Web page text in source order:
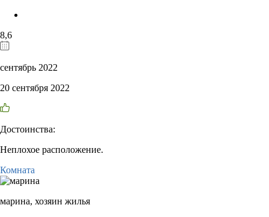
8,6
сентябрь 2022
20 сентября 2022
Достоинства:
Неплохое расположение.
Комната
марина, хозяин жилья